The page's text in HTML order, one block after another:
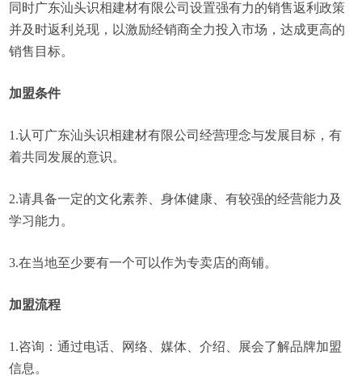
同时广东汕头识相建材有限公司设置强有力的销售返利政策
并及时返利兑现，以激励经销商全力投入市场，达成更高的
销售目标。
加盟条件
1.认可广东汕头识相建材有限公司经营理念与发展目标，有
着共同发展的意识。
2.请具备一定的文化素养、身体健康、有较强的经营能力及
学习能力。
3.在当地至少要有一个可以作为专卖店的商铺。
加盟流程
1.咨询：通过电话、网络、媒体、介绍、展会了解品牌加盟
信息。